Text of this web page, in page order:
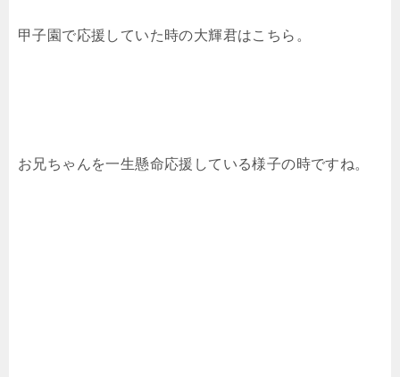
甲子園で応援していた時の大輝君はこちら。
お兄ちゃんを一生懸命応援している様子の時ですね。